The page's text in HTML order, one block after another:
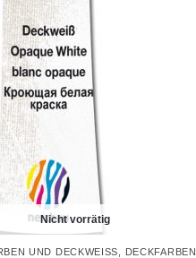
Nicht vorrätig
UND DECKWEISS
DECKFARBEN